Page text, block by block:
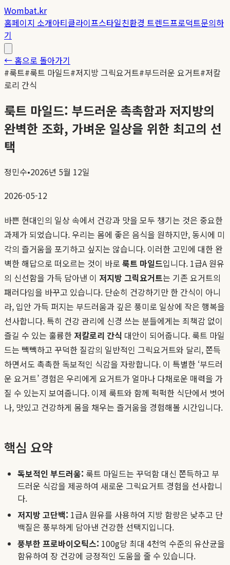
Wombat.kr
홈페이지 소개아티클라이프스타일친환경 트렌드프로덕트문의하
기
← 홈으로 돌아가기
#룩트#룩트 마일드#저지방 그릭요거트#부드러운 요거트#저칼
로리 간식
룩트 마일드: 부드러운 촉촉함과 저지방의
완벽한 조화, 가벼운 일상을 위한 최고의 선
택
정민수•2026년 5월 12일
2026-05-12
바쁜 현대인의 일상 속에서 건강과 맛을 모두 챙기는 것은 중요한
과제가 되었습니다. 우리는 몸에 좋은 음식을 원하지만, 동시에 미
각의 즐거움을 포기하고 싶지는 않습니다. 이러한 고민에 대한 완
벽한 해답으로 떠오르는 것이 바로 룩트 마일드입니다. 1급A 원유
의 신선함을 가득 담아낸 이 저지방 그릭요거트는 기존 요거트의
패러다임을 바꾸고 있습니다. 단순히 건강하기만 한 간식이 아니
라, 입안 가득 퍼지는 부드러움과 깊은 풍미로 일상에 작은 행복을
선사합니다. 특히 건강 관리에 신경 쓰는 분들에게는 죄책감 없이
즐길 수 있는 훌륭한 저칼로리 간식 대안이 되어줍니다. 룩트 마일
드는 빽빽하고 꾸덕한 질감의 일반적인 그릭요거트와 달리, 쫀득
하면서도 촉촉한 독보적인 식감을 자랑합니다. 이 특별한 ‘부드러
운 요거트’ 경험은 우리에게 요거트가 얼마나 다채로운 매력을 가
질 수 있는지 보여줍니다. 이제 룩트와 함께 퍽퍽한 식단에서 벗어
나, 맛있고 건강하게 몸을 채우는 즐거움을 경험해볼 시간입니다.
핵심 요약
독보적인 부드러움: 룩트 마일드는 꾸덕함 대신 쫀득하고 부
드러운 식감을 제공하여 새로운 그릭요거트 경험을 선사합니
다.
저지방 고단백: 1급A 원유를 사용하여 지방 함량은 낮추고 단
백질은 풍부하게 담아낸 건강한 선택지입니다.
풍부한 프로바이오틱스: 100g당 최대 4천억 수준의 유산균을
함유하여 장 건강에 긍정적인 도움을 줄 수 있습니다.